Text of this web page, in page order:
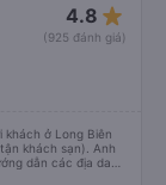
4.8 star_rate
(925 đánh giá)
khách ở Long Biên
sạn). Anh
dẫn các địa danh
thì anh luôn